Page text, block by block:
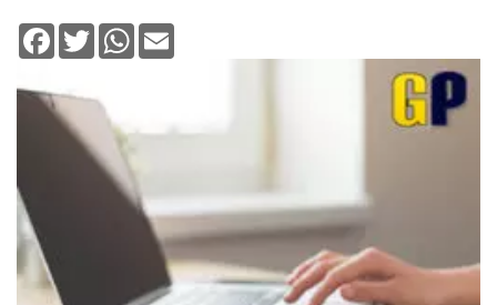
Facebook
TwitterWhatsApp